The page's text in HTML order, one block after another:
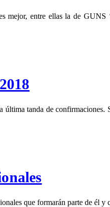
mejor, entre ellas la de
tanda de confirmaciones.
que formarán parte de él y